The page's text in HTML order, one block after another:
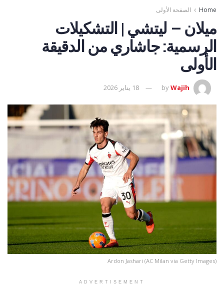
Home الصفحة الأولى
ميلان – ليتشي | التشكيلات
الرسمية: جاشاري من الدقيقة
الأولى
byWajih 18 يناير 2026
Ardon Jashari (AC Milan via Getty Images)
ADVERTISEMENT